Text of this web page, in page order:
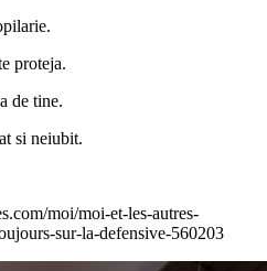
proteja.
de tine.
si neiubit.
moi/moi-et-les-autres-
sur-la-defensive-560203